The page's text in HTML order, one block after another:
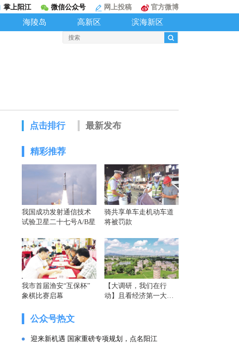
掌上阳江 微信公众号 网上投稿 官方微博
海陵岛 高新区 滨海新区
点击排行 最新发布
精彩推荐
我国成功发射通信技术
试验卫星二十七号A/B星
骑共享单车走机动车道
将被罚款
我市首届渔安“互保杯”
象棋比赛启幕
【大调研，我们在行
动】且看经济第一大省
公众号热文
迎来新机遇 国家重磅专项规划，点名阳江